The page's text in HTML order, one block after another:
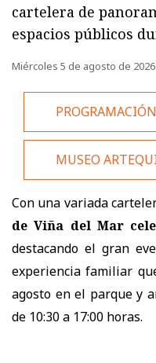
cartelera de
espacios públicos
Miércoles 5 de agosto de 2026
PROGRAMACIÓN
MUSEO
Con una variada
de Viña del Mar
destacando el gran
experiencia familiar
agosto en el parque y
de 10:30 a 17:00 horas.